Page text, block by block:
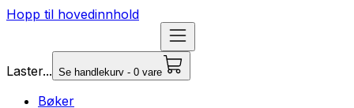
Hopp til hovedinnhold
Laster... Se handlekurv - 0 vare
Bøker